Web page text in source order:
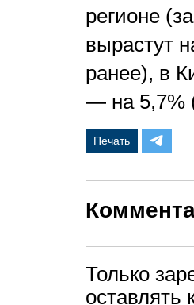
регионе
вырастут
ранее), в
— на 5,7%
Печать
Только
оставлять